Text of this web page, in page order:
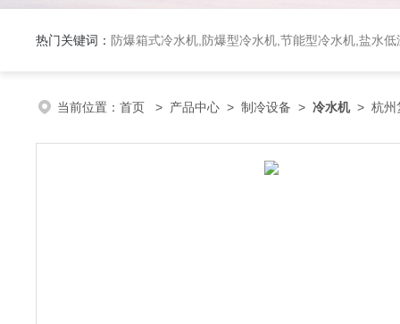
热门关键词： 防爆箱式冷水机,防爆型冷水机,节能型冷水机,盐水低
当前位置： 首页 > 产品中心 > 制冷设备 > 冷水机> 杭州